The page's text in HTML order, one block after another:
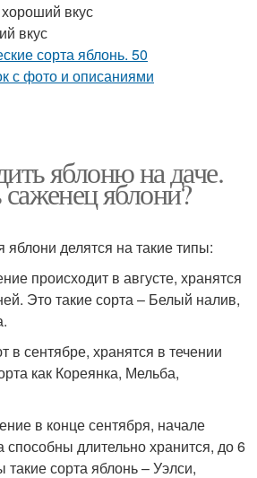
вкус
вкус
яблоню на даче.
яблони?
яблони делятся на такие типы:
происходит в августе, хранятся
Это такие сорта – Белый налив,
в сентябре, хранятся в течении
как Кореянка, Мельба,
в конце сентября, начале
способны длительно хранится, до 6
сорта яблонь – Уэлси,